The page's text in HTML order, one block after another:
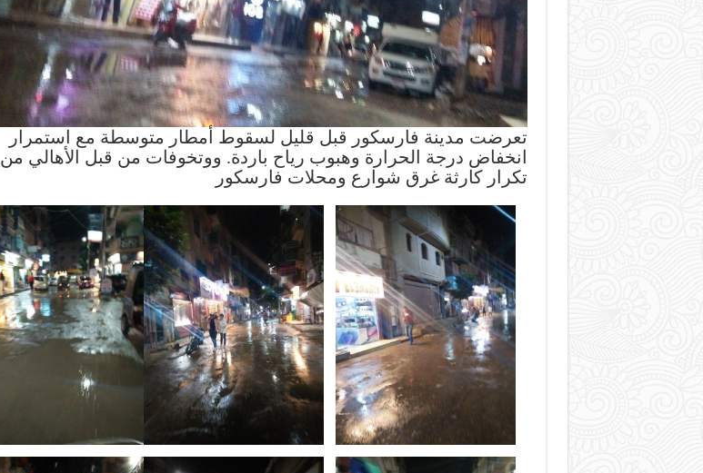
تعرضت مدينة فارسكور قبل قليل لسقوط أمطار متوسطة مع استمرار
انخفاض درجة الحرارة وهبوب رياح باردة. ووتخوفات من قبل الأهالي من
تكرار كارثة غرق شوارع ومحلات فارسكور